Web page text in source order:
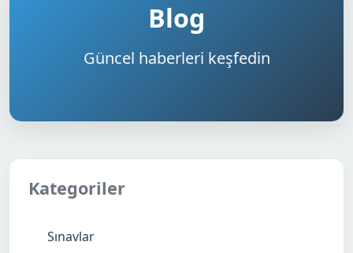
Blog
Güncel haberleri keşfedin
Kategoriler
Sınavlar